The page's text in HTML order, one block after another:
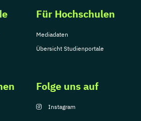
Für Hochschulen
Mediadaten
Übersicht Studienportale
Folge uns auf
Instagram